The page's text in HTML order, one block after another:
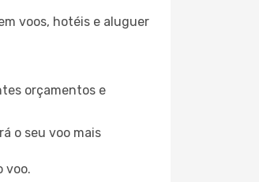
voos, hotéis e aluguer
orçamentos e
o seu voo mais
voo.